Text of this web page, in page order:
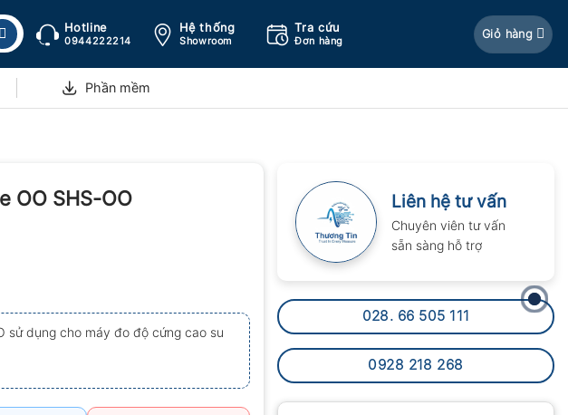
Hotline
0944222214
Hệ thống
Showroom
Tra cứu
Đơn hàng
Giỏ hàng
Phần mềm
Liên hệ tư vấn
Chuyên viên tư vấn
sẵn sàng hỗ trợ
028. 66 505 111
0928 218 268
OO SHS-OO
sử dụng cho máy đo độ cứng cao su